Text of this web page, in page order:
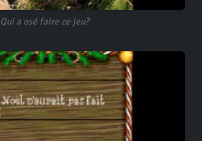
Qui a osé faire ce jeu?